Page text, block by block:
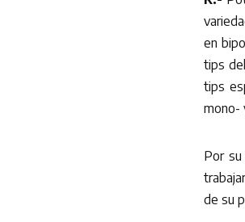
en
tips
tips
mono-
Por
de su